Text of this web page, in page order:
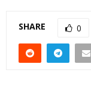
SHARE 0